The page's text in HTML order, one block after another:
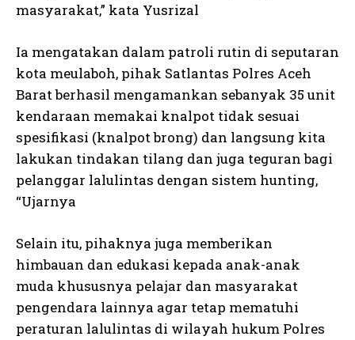
masyarakat,” kata Yusrizal
Ia mengatakan dalam patroli rutin di seputaran
kota meulaboh, pihak Satlantas Polres Aceh
Barat berhasil mengamankan sebanyak 35 unit
kendaraan memakai knalpot tidak sesuai
spesifikasi (knalpot brong) dan langsung kita
lakukan tindakan tilang dan juga teguran bagi
pelanggar lalulintas dengan sistem hunting,
“Ujarnya
Selain itu, pihaknya juga memberikan
himbauan dan edukasi kepada anak-anak
muda khususnya pelajar dan masyarakat
pengendara lainnya agar tetap mematuhi
peraturan lalulintas di wilayah hukum Polres